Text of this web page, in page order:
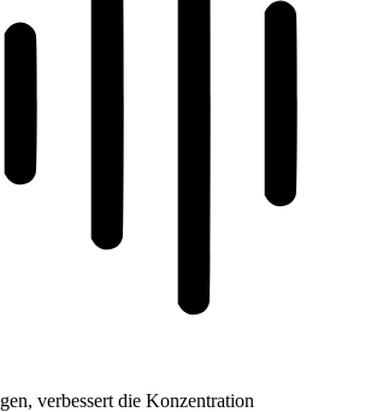
verbessert die Konzentration